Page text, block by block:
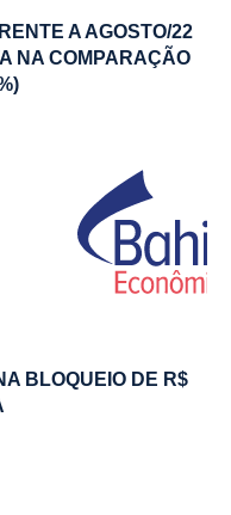
A AGOSTO/22
NA COMPARAÇÃO
BLOQUEIO DE R$